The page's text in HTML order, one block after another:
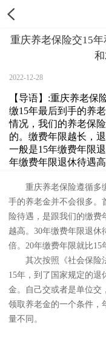
重庆养老保险交15
2022-12-28
【导语】:重庆养老保
缴15年最后到手的养
情况，我们的养老保
的。缴费年限越长，
一般是15年缴费年限
年缴费年限退休待遇高
重庆养老保险遵循多缴
手的养老金并不会很多。
险待遇，是跟我们的缴费
越高。30年缴费年限退休
倍。20年缴费年限就比15
其次按照《社会保险法
15年，到了国家规定的
金。自己交或者是单位交
领取养老金的一个条件，
量不同。